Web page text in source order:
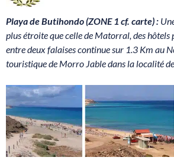
Playa de Butihondo (ZONE 1 cf. carte) :
plus étroite que celle de Matorral, des hôtels
entre deux falaises continue sur 1.3 Km au
touristique de Morro Jable dans la localité